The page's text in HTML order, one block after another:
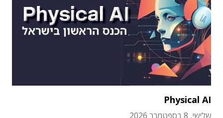
Physical AI
שלישי, 8 בספטמבר 2026